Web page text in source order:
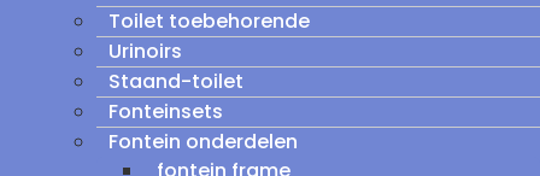
Toilet toebehorende
Urinoirs
Staand-toilet
Fonteinsets
Fontein onderdelen
fontein frame